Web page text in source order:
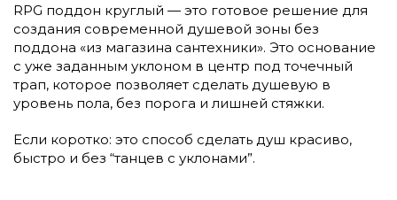
RPG поддон круглый — это готовое решение для
создания современной душевой зоны без
поддона «из магазина сантехники». Это основание
с уже заданным уклоном в центр под точечный
трап, которое позволяет сделать душевую в
уровень пола, без порога и лишней стяжки.
Если коротко: это способ сделать душ красиво,
быстро и без “танцев с уклонами”.